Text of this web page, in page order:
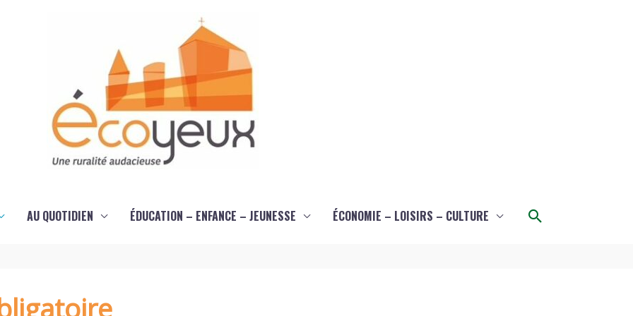
AU QUOTIDIEN ÉDUCATION – ENFANCE – JEUNESSE ÉCONOMIE – LOISIRS – CULTURE Rechercher